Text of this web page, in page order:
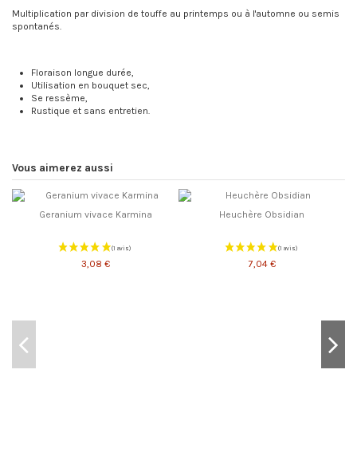
Multiplication par division de touffe au printemps ou à l'automne ou semis
spontanés.
Floraison longue durée,
Utilisation en bouquet sec,
Se ressème,
Rustique et sans entretien.
Vous aimerez aussi
Geranium vivace Karmina
3,08 €
Heuchère Obsidian
7,04 €